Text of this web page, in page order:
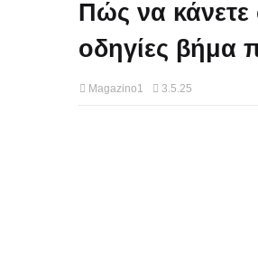
Πώς να κάνετε
οδηγίες βήμα
Magazino1 3.5.25